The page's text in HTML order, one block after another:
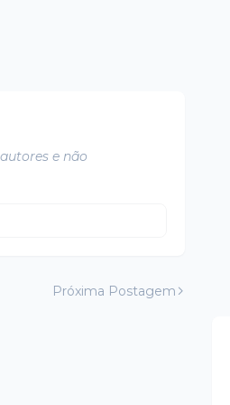
e não
Próxima Postagem